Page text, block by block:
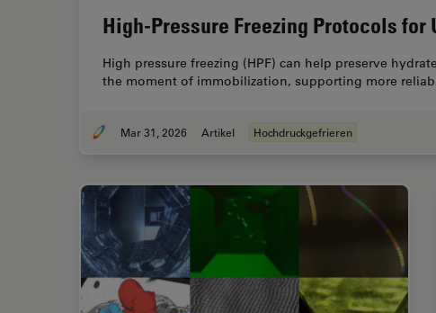
High-Pressure Freezing Protocols
High pressure freezing (HPF) can help preserve
the moment of immobilization, supporting more
Mar 31, 2026 Artikel Hochdruckgefrieren